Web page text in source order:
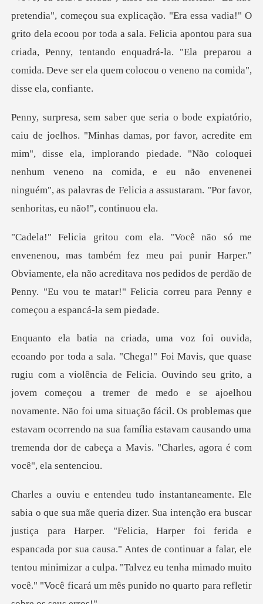
sa vadia!" O
grito dela ecoou por toda a sala. Felicia apontou para sua
criada, Penny, tentando enqua
credite em
mim", disse ela, implorando piedade. "Não coloquei
nenhum veneno na comida, e eu não enve
ai punir Harper."
Obviamente, ela não acreditava nos pedidos de perdão de
Penny.
Felicia. Ouvindo seu grito, a
jovem começou a tremer de medo e se ajoelhou
novamente. Não foi uma situação fácil. Os problemas que
a para Harper. "Felicia, Harper foi ferida e
espancada por sua causa." Antes de continuar a falar, ele
tentou minimiza